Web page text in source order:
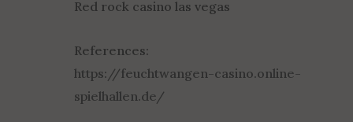
Red rock casino las vegas
References:
https://feuchtwangen-casino.online-
spielhallen.de/